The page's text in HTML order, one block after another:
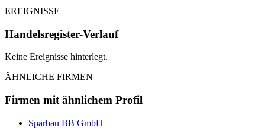
EREIGNISSE
Handelsregister-Verlauf
Keine Ereignisse hinterlegt.
ÄHNLICHE FIRMEN
Firmen mit ähnlichem Profil
Sparbau BB GmbH